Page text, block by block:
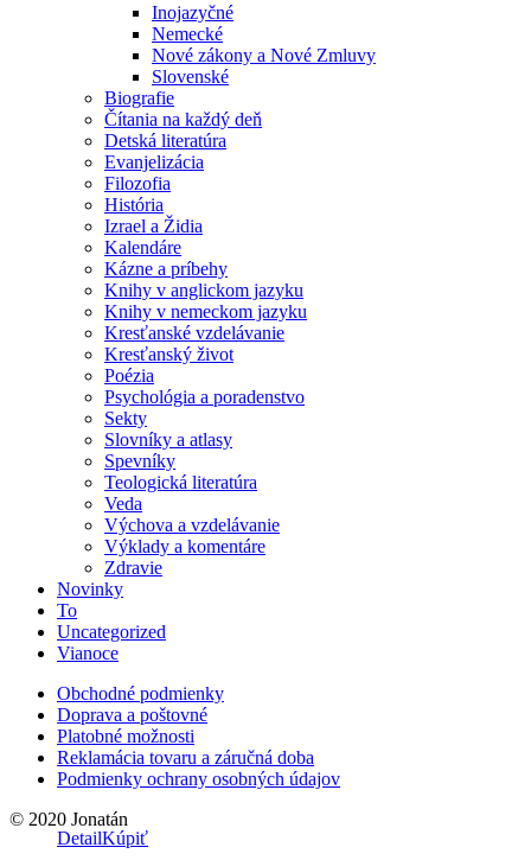
DetailKúpiť
Inojazyčné
Nemecké
Nové zákony a Nové Zmluvy
Slovenské
Biografie
Čítania na každý deň
Detská literatúra
Evanjelizácia
Filozofia
História
Izrael a Židia
Kalendáre
Kázne a príbehy
Knihy v anglickom jazyku
Knihy v nemeckom jazyku
Kresťanské vzdelávanie
Kresťanský život
Poézia
Psychológia a poradenstvo
Sekty
Slovníky a atlasy
Spevníky
Teologická literatúra
Veda
Výchova a vzdelávanie
Výklady a komentáre
Zdravie
Novinky
To
Uncategorized
Vianoce
Obchodné podmienky
Doprava a poštovné
Platobné možnosti
Reklamácia tovaru a záručná doba
Podmienky ochrany osobných údajov
© 2020 Jonatán